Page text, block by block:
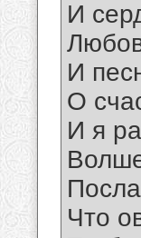
И
И
О
И я
Что